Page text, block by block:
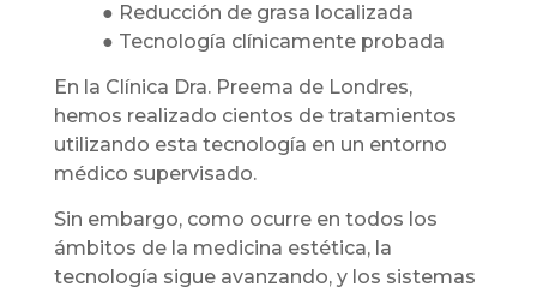
● Reducción de grasa localizada
● Tecnología clínicamente probada
En la Clínica Dra. Preema de Londres,
hemos realizado cientos de tratamientos
utilizando esta tecnología en un entorno
médico supervisado.
Sin embargo, como ocurre en todos los
ámbitos de la medicina estética, la
tecnología sigue avanzando, y los sistemas